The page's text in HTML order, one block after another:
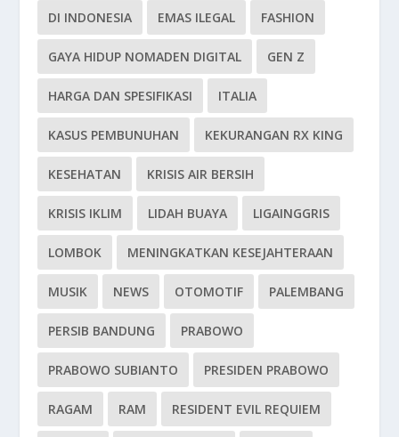
DI INDONESIA EMAS ILEGAL FASHION
GAYA HIDUP NOMADEN DIGITAL GEN Z
HARGA DAN SPESIFIKASI ITALIA
KASUS PEMBUNUHAN KEKURANGAN RX KING
KESEHATAN KRISIS AIR BERSIH
KRISIS IKLIM LIDAH BUAYA LIGAINGGRIS
LOMBOK MENINGKATKAN KESEJAHTERAAN
MUSIK NEWS OTOMOTIF PALEMBANG
PERSIB BANDUNG PRABOWO
PRABOWO SUBIANTO PRESIDEN PRABOWO
RAGAM RAM RESIDENT EVIL REQUIEM